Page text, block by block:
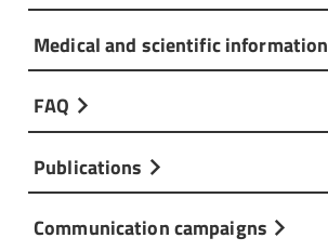
Medical and scientific information
FAQ
Publications
Communication campaigns